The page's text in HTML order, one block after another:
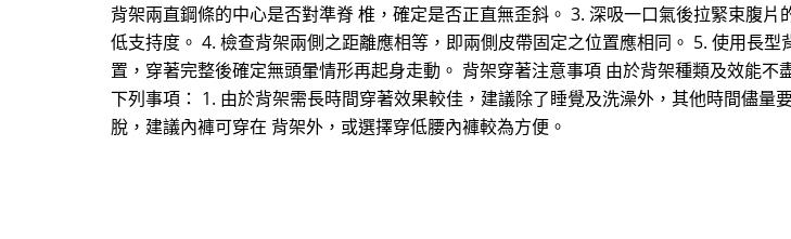
背架兩直鋼條的中心是否對準脊 椎，確定是否正直無歪斜。 3. 深吸一口氣後拉緊束腹
低支持度。 4. 檢查背架兩側之距離應相等，即兩側皮帶固定之位置應相同。 5. 使用長
置，穿著完整後確定無頭暈情形再起身走動。 背架穿著注意事項 由於背架種類及效能
下列事項： 1. 由於背架需長時間穿著效果較佳，建議除了睡覺及洗澡外，其他時間儘
脫，建議內褲可穿在 背架外，或選擇穿低腰內褲較為方便。